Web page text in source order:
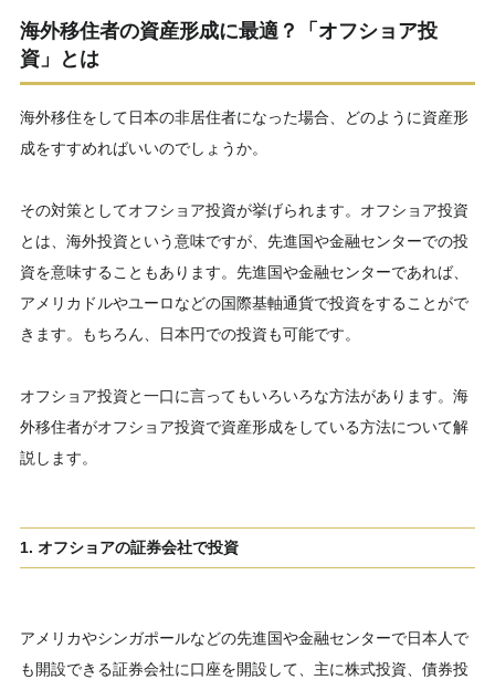
海外移住者の資産形成に最適？「オフショア投
資」とは
海外移住をして日本の非居住者になった場合、どのように資産形
成をすすめればいいのでしょうか。
その対策としてオフショア投資が挙げられます。オフショア投資
とは、海外投資という意味ですが、先進国や金融センターでの投
資を意味することもあります。先進国や金融センターであれば、
アメリカドルやユーロなどの国際基軸通貨で投資をすることがで
きます。もちろん、日本円での投資も可能です。
オフショア投資と一口に言ってもいろいろな方法があります。海
外移住者がオフショア投資で資産形成をしている方法について解
説します。
1. オフショアの証券会社で投資
アメリカやシンガポールなどの先進国や金融センターで日本人で
も開設できる証券会社に口座を開設して、主に株式投資、債券投